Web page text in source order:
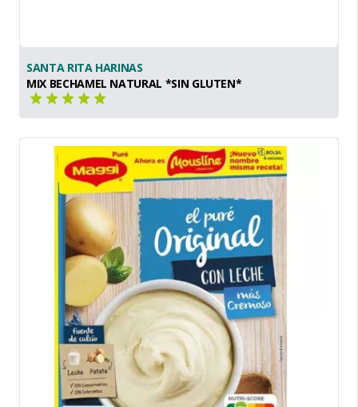
SANTA RITA HARINAS
MIX BECHAMEL NATURAL *SIN GLUTEN*